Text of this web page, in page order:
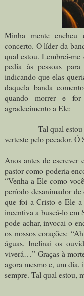
Minha mente encheu
concerto. O líder da
qual estou. Lembrei-me
pedia às pessoas
indicando que elas
daquela banda
quando morrer e
agradecimento a Ele:
Tal qual estou eis-
verteste pelo pecador.
Anos antes de
pastor como poderia
“Venha a Ele como
período desanimador de
que foi a Cristo e Ele a
incentiva a buscá-lo em
pode achar, invocai-o
os nossos corações:
águas. Inclinai os
viverá…” Graças à
agora mesmo e, um dia,
sempre. Tal qual estou,